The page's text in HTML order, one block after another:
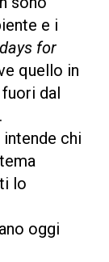
e i
for
quello in
dal
chi
lo
oggi